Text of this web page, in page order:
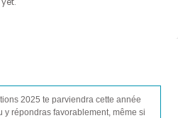
2025 te parviendra cette année
y répondras favorablement, même si